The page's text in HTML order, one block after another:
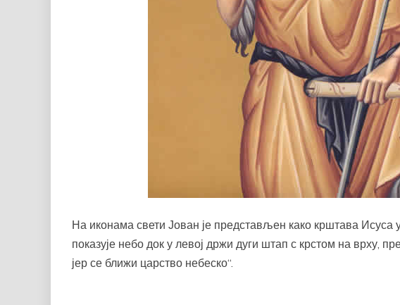
На иконама свети Јован је представљен како крштава Исуса
показује небо док у левој држи дуги штап с крстом на врху,
јер се ближи царство небеско“.